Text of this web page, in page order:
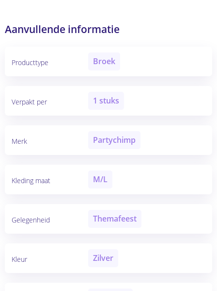
Aanvullende informatie
Producttype Broek
Verpakt per 1 stuks
Merk Partychimp
Kleding maat M/L
Gelegenheid Themafeest
Kleur Zilver